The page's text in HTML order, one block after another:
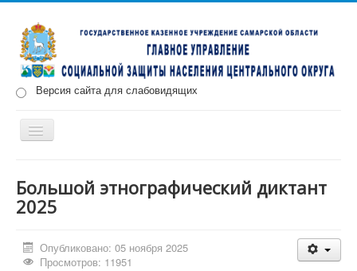
Версия сайта для слабовидящих
Включить/
Меры социальной поддержки
Большой этнографический диктант
2025
Опубликовано: 05 ноября 2025
Просмотров: 11951